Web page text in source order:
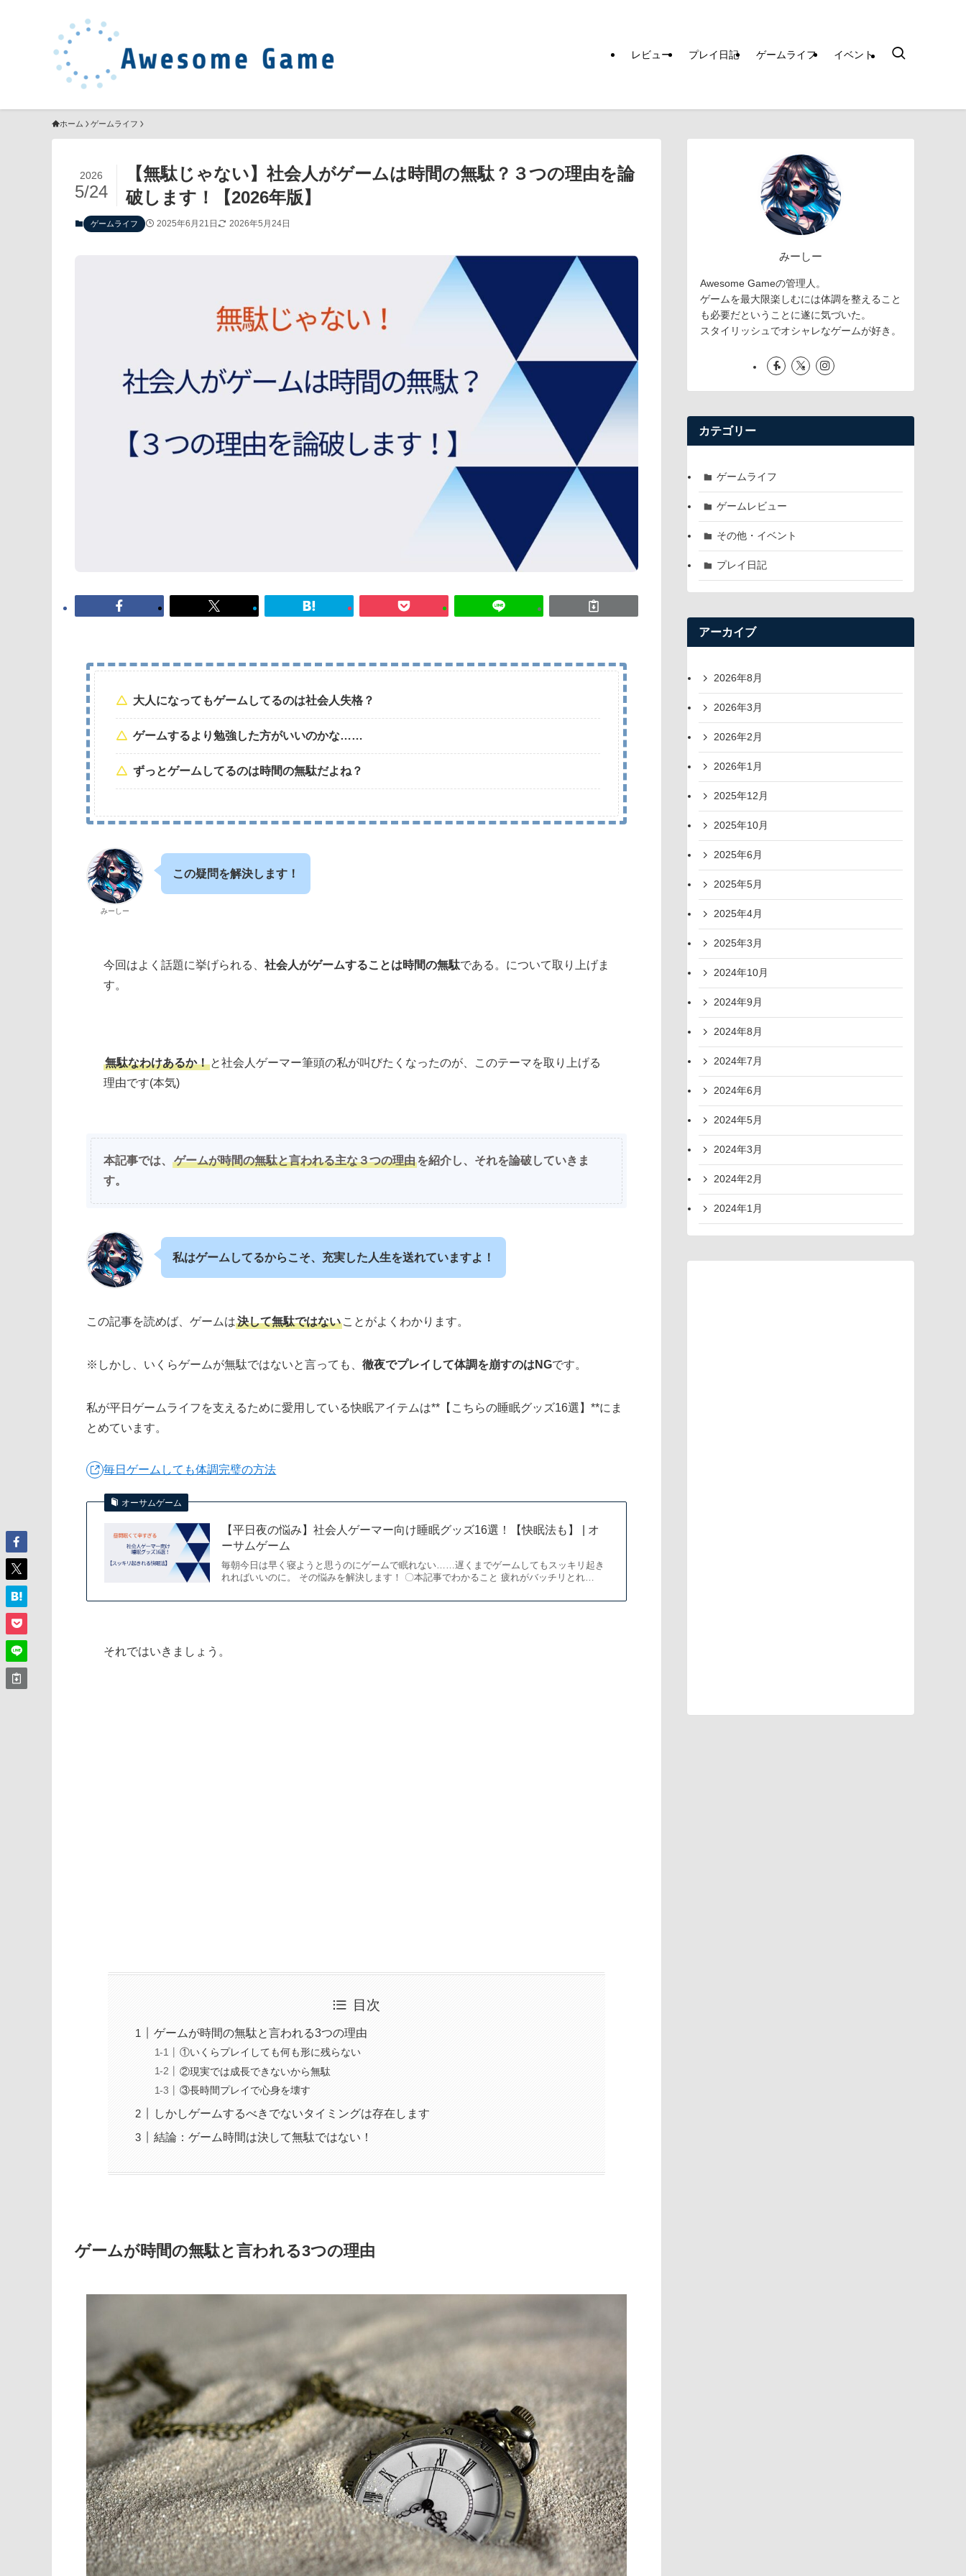
レビュー プレイ日記 ゲームライフ イベント
ホーム ゲームライフ
【無駄じゃない】社会人がゲームは時間の無駄？３つの理由を論
破します！【2026年版】
2026
5/24
ゲームライフ 2025年6月21日 2026年5月24日
大人になってもゲームしてるのは社会人失格？
ゲームするより勉強した方がいいのかな……
ずっとゲームしてるのは時間の無駄だよね？
みーしー
この疑問を解決します！
今回はよく話題に挙げられる、 社会人がゲームすることは時間の無駄である。 について取り上げま
す。
無駄なわけあるか！ と社会人ゲーマー筆頭の私が叫びたくなったのが、このテーマを取り上げる
理由です(本気)
本記事では、 ゲームが時間の無駄と言われる主な３つの理由を紹介し、それを論破していきま
す。
私はゲームしてるからこそ、充実した人生を送れていますよ！
この記事を読めば、ゲームは決して無駄ではない ことがよくわかります。
※しかし、いくらゲームが無駄ではないと言っても、 徹夜でプレイして体調を崩すのはNGです。
私が平日ゲームライフを支えるために愛用している快眠アイテムは**【こちらの睡眠グッズ16選】**にま
とめています。
毎日ゲームしても体調完璧の方法
オーサムゲーム
【平日夜の悩み】社会人ゲーマー向け睡眠グッズ16選！【快眠法も】 | オ
ーサムゲーム
毎朝今日は早く寝ようと思うのにゲームで眠れない……遅くまでゲームしてもスッキリ起き
れればいいのに。 その悩みを解決します！ 〇本記事でわかること 疲れがバッチリとれ…
それではいきましょう。
目次
ゲームが時間の無駄と言われる3つの理由
①いくらプレイしても何も形に残らない
②現実では成長できないから無駄
③長時間プレイで心身を壊す
しかしゲームするべきでないタイミングは存在します
結論：ゲーム時間は決して無駄ではない！
ゲームが時間の無駄と言われる3つの理由
みーしー
Awesome Gameの管理人。
ゲームを最大限楽しむには体調を整えること
も必要だということに遂に気づいた。
スタイリッシュでオシャレなゲームが好き。
カテゴリー
ゲームライフ
ゲームレビュー
その他・イベント
プレイ日記
アーカイブ
2026年8月
2026年3月
2026年2月
2026年1月
2025年12月
2025年10月
2025年6月
2025年5月
2025年4月
2025年3月
2024年10月
2024年9月
2024年8月
2024年7月
2024年6月
2024年5月
2024年3月
2024年2月
2024年1月